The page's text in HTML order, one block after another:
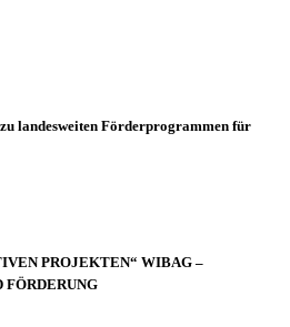
landesweiten Förderprogrammen für
PROJEKTEN“ WIBAG –